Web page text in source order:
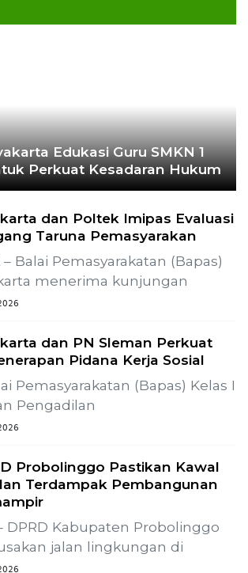
Edukasi Guru SMKN 1
Perkuat Kesadaran Hukum
dan Poltek Imipas Evaluasi
Taruna Pemasyarakan
– Balai Pemasyarakatan (Bapas)
menerima kunjungan
dan PN Sleman Perkuat
Pidana Kerja Sosial
Pemasyarakatan (Bapas) Kelas I
Pengadilan
Probolinggo Pastikan Kawal
Terdampak Pembangunan
DPRD Kabupaten Probolinggo
jalan lingkungan di